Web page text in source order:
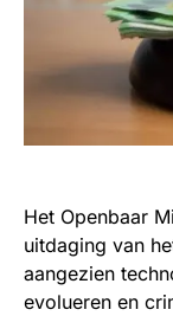
Het Openbaar
uitdaging van
aangezien
evolueren en